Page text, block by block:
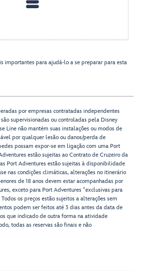
importantes para ajudá-lo a se preparar para esta
por empresas contratadas independentes
supervisionadas ou controladas pela Disney
Line não mantém suas instalações ou modos de
por qualquer lesão ou danos/perda de
possam expor-se em ligação com uma Port
estão sujeitas ao Contrato de Cruzeiro da
Port Adventures estão sujeitas à disponibilidade
nas condições climáticas, alterações no itinerário
de 18 anos devem estar acompanhadas por
exceto para Port Adventures "exclusivas para
os preços estão sujeitos a alterações sem
podem ser feitos até 3 dias antes da data de
que indicado de outra forma na atividade
todas as reservas são finais e não